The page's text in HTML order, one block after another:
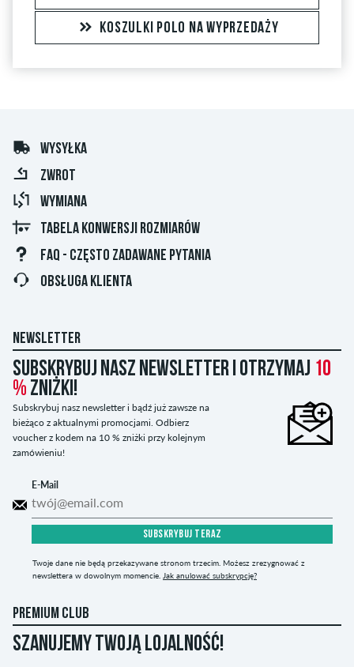
KOSZULKI POLO NA WYPRZEDAŻY
WYSYŁKA
ZWROT
WYMIANA
TABELA KONWERSJI ROZMIARÓW
FAQ - CZĘSTO ZADAWANE PYTANIA
OBSŁUGA KLIENTA
NEWSLETTER
Subskrybuj nasz newsletter i otrzymaj 10
% zniżki!
Subskrybuj nasz newsletter i bądź już zawsze na
bieżąco z aktualnymi promocjami. Odbierz
voucher z kodem na 10 % zniżki przy kolejnym
zamówieniu!
E-Mail
SUBSKRYBUJ TERAZ
Twoje dane nie będą przekazywane stronom trzecim. Możesz zrezygnować z
newslettera w dowolnym momencie. Jak anulować subskrypcję?
PREMIUM CLUB
SZANUJEMY TWOJĄ LOJALNOŚĆ!